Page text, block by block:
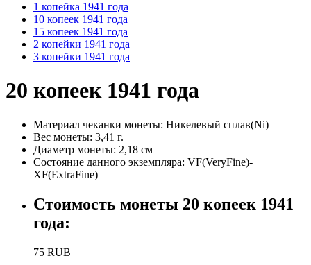
1 копейка 1941 года
10 копеек 1941 года
15 копеек 1941 года
2 копейки 1941 года
3 копейки 1941 года
20 копеек 1941 года
Материал чеканки монеты: Никелевый сплав(Ni)
Вес монеты: 3,41 г.
Диаметр монеты: 2,18 см
Состояние данного экземпляра: VF(VeryFine)-
XF(ExtraFine)
Стоимость монеты 20 копеек 1941
года:
75 RUB